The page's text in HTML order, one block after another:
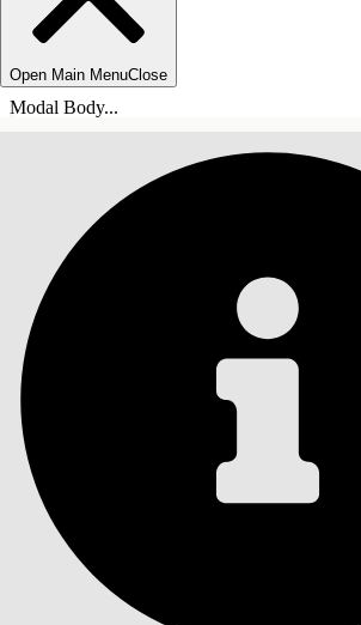
Open Main MenuClose
Modal Body...
INDHOLD